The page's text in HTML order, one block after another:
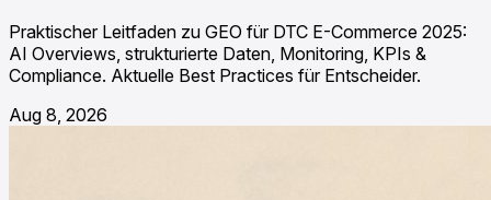
Praktischer Leitfaden zu GEO für DTC E-Commerce 2025:
AI Overviews, strukturierte Daten, Monitoring, KPIs &
Compliance. Aktuelle Best Practices für Entscheider.
Aug 8, 2026